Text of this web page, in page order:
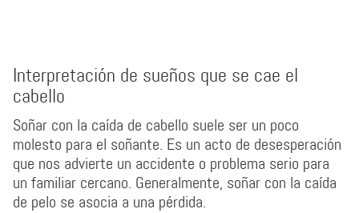
Interpretación de sueños que se cae el
cabello
Soñar con la caída de cabello suele ser un poco
molesto para el soñante. Es un acto de desesperación
que nos advierte un accidente o problema serio para
un familiar cercano. Generalmente, soñar con la caída
de pelo se asocia a una pérdida.